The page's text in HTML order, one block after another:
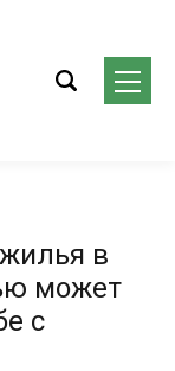
в
может
с